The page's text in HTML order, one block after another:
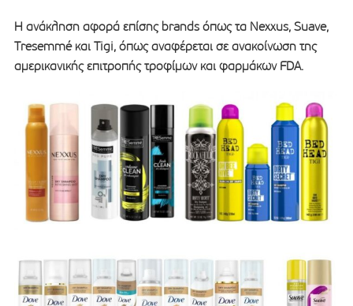
Η ανάκληση αφορά επίσης brands όπως τα Nexxus, Suave,
Tresemmé και Tigi, όπως αναφέρεται σε ανακοίνωση της
αμερικανικής επιτροπής τροφίμων και φαρμάκων FDA.